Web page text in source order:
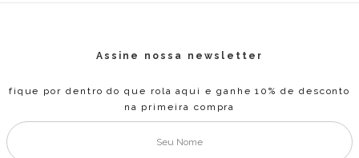
Assine nossa newsletter
fique por dentro do que rola aqui e ganhe 10% de desconto
na primeira compra